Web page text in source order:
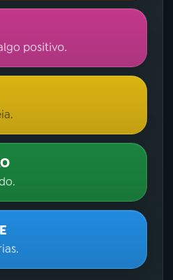
positivo.